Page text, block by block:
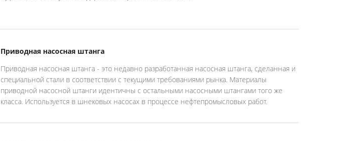
Приводная насосная штанга
Приводная насосная штанга - это недавно разработанная насосная штанга, сделанная и
специальной стали в соответствии с текущими требованиями рынка. Материалы
приводной насосной штанги идентичны с остальными насосными штангами того же
класса. Используется в шнековых насосах в процессе нефтепромысловых работ.